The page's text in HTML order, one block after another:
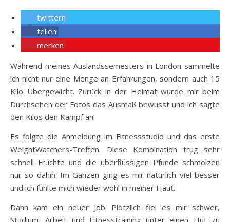
twittern
teilen
merken
Während meines Auslandssemesters in London sammelte
ich nicht nur eine Menge an Erfahrungen, sondern auch 15
Kilo Übergewicht. Zurück in der Heimat wurde mir beim
Durchsehen der Fotos das Ausmaß bewusst und ich sagte
den Kilos den Kampf an!
Es folgte die Anmeldung im Fitnessstudio und das erste
WeightWatchers-Treffen. Diese Kombination trug sehr
schnell Früchte und die überflüssigen Pfunde schmolzen
nur so dahin. Im Ganzen ging es mir natürlich viel besser
und ich fühlte mich wieder wohl in meiner Haut.
Dann kam ein neuer Job. Plötzlich fiel es mir schwer,
Studium, Arbeit und Fitnesstraining unter einen Hut zu